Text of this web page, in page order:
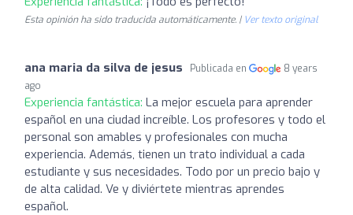
Esta opinión ha sido traducida automáticamente. | Ver texto original
ana maria da silva de jesus Publicada en
8 years
ago
Experiencia fantástica: La mejor escuela para aprender
español en una ciudad increíble. Los profesores y todo el
personal son amables y profesionales con mucha
experiencia. Además, tienen un trato individual a cada
estudiante y sus necesidades. Todo por un precio bajo y
de alta calidad. Ve y diviértete mientras aprendes
español.